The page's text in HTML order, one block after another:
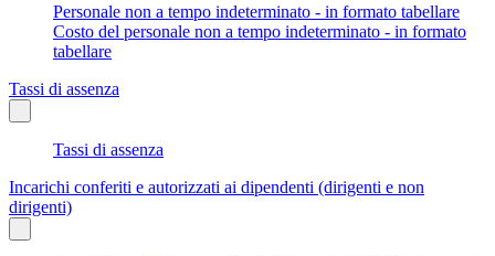
Personale non a tempo indeterminato - in formato tabellare
Costo del personale non a tempo indeterminato - in formato
tabellare
Tassi di assenza
Tassi di assenza
Incarichi conferiti e autorizzati ai dipendenti (dirigenti e non
dirigenti)